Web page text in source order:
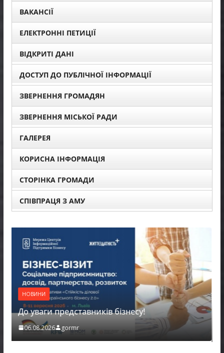
ВАКАНСІЇ
ЕЛЕКТРОННІ ПЕТИЦІЇ
ВІДКРИТІ ДАНІ
ДОСТУП ДО ПУБЛІЧНОЇ ІНФОРМАЦІЇ
ЗВЕРНЕННЯ ГРОМАДЯН
ЗВЕРНЕННЯ МІСЬКОЇ РАДИ
ГАЛЕРЕЯ
КОРИСНА ІНФОРМАЦІЯ
СТОРІНКА ГРОМАДИ
СПІВПРАЦЯ З АМУ
НОВИНИ
Продовжується реалізація програми «Діалог
влади та бізнесу»